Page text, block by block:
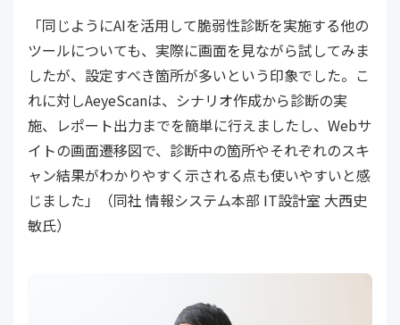
「同じようにAIを活用して脆弱性診断を実施する他の
ツールについても、実際に画面を見ながら試してみま
したが、設定すべき箇所が多いという印象でした。こ
れに対しAeyeScanは、シナリオ作成から診断の実
施、レポート出力までを簡単に行えましたし、Webサ
イトの画面遷移図で、診断中の箇所やそれぞれのスキ
ャン結果がわかりやすく示される点も使いやすいと感
じました」（同社 情報システム本部 IT設計室 大西史
敏氏）